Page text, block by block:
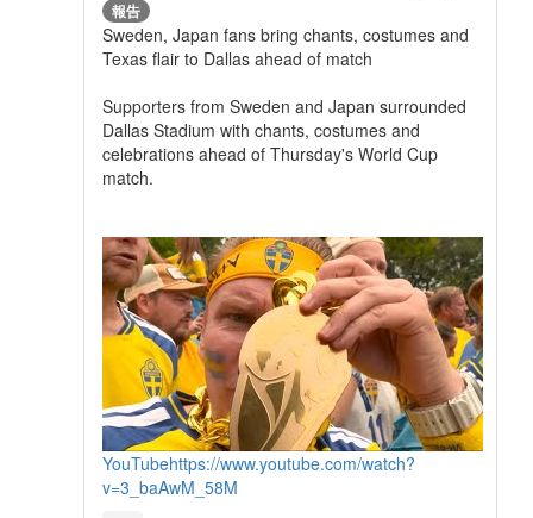
報告
Sweden, Japan fans bring chants, costumes and
Texas flair to Dallas ahead of match
Supporters from Sweden and Japan surrounded
Dallas Stadium with chants, costumes and
celebrations ahead of Thursday's World Cup
match.
YouTubehttps://www.youtube.com/watch?
v=3_baAwM_58M